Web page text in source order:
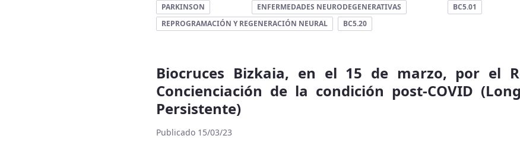
PARKINSON ENFERMEDADES NEURODEGENERATIVAS BC5.01
REPROGRAMACIÓN Y REGENERACIÓN NEURAL
BC5.20
Biocruces Bizkaia, en el 15 de marzo, por el
Concienciación de la condición post-COVID
Persistente)
Publicado 15/03/23